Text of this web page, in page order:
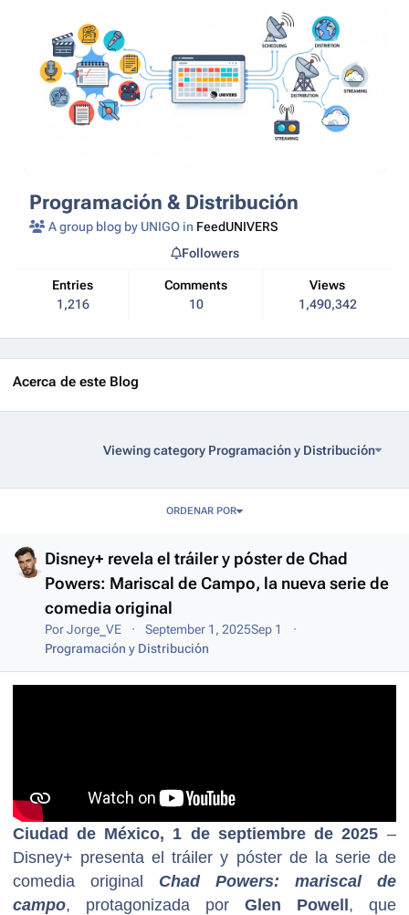
Programación & Distribución
A group blog by UNIGO in FeedUNIVERS
Entries
1,216
Comments
10
Views
1,490,342
Followers
Acerca de este Blog
Viewing category Programación y Distribución
ORDENAR POR
Disney+ revela el tráiler y póster de Chad
Powers: Mariscal de Campo, la nueva serie de
comedia original
PorJorge_VE September 1, 2025Sep 1
Programación y Distribución
Ciudad de México, 1 de septiembre de 2025 –
Disney+ presenta el tráiler y póster de la serie de
comedia original Chad Powers: mariscal de
campo, protagonizada por Glen Powell, que